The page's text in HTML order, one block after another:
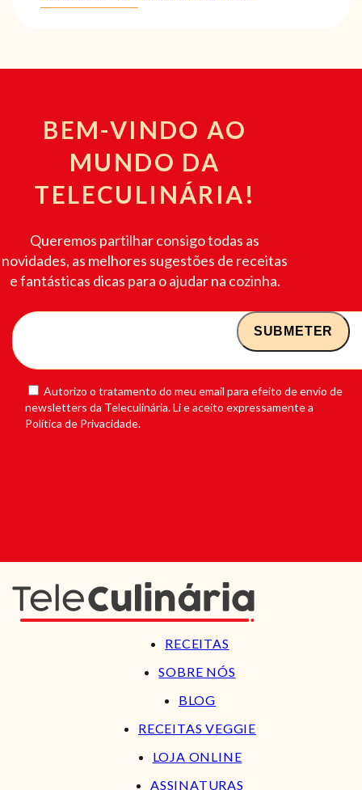
BEM-VINDO AO
MUNDO DA
TELECULINÁRIA!
Queremos partilhar consigo todas as
novidades, as melhores sugestões de receitas
e fantásticas dicas para o ajudar na cozinha.
Autorizo o tratamento do meu email para efeito de envio de
newsletters da Teleculinária. Li e aceito expressamente a
Política de Privacidade.
RECEITAS
SOBRE NÓS
BLOG
RECEITAS VEGGIE
LOJA ONLINE
ASSINATURAS